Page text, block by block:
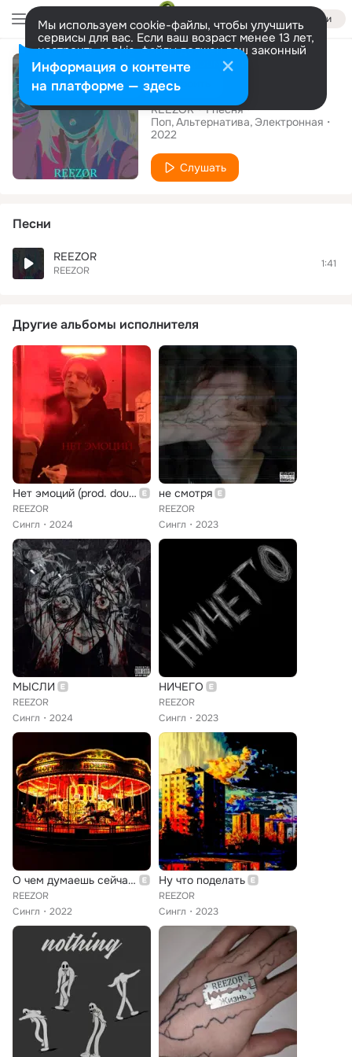
Войти
Мы используем cookie-файлы, чтобы улучшить
сервисы для вас. Если ваш возраст менее 13 лет,
настроить cookie-файлы должен ваш законный
представитель. Больше информации
Разрешить все Настроить
REEZOR
REEZOR 1песня
Поп Альтернатива Электронная
2022
Слушать
Песни
REEZOR
REEZOR
1:41
Другие альбомы исполнителя
Нет эмоций (prod. double multi)
REEZOR
Сингл
2024
не смотря
REEZOR
Сингл
2023
МЫСЛИ
REEZOR
Сингл
2024
НИЧЕГО
REEZOR
Сингл
2023
О чем думаешь сейчас?
REEZOR
Сингл
2022
Ну что поделать
REEZOR
Сингл
2023
Информация о контенте
на платформе — здесь